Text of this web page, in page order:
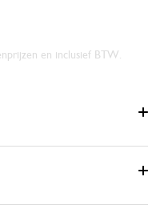
en inclusief BTW.